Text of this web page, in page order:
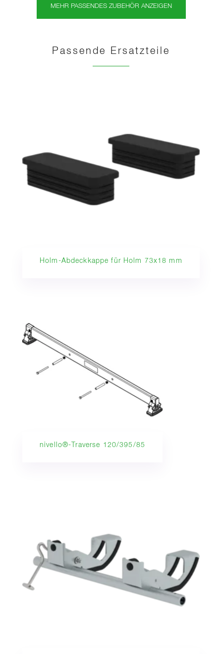
MEHR PASSENDES ZUBEHÖR ANZEIGEN
Passende Ersatzteile
Holm-Abdeckkappe für Holm 73x18 mm
nivello®-Traverse 120/395/85